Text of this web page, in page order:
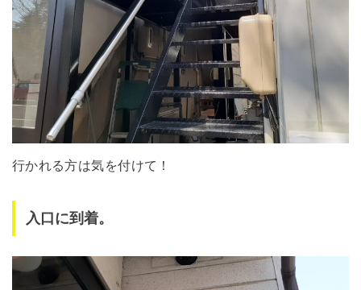
行かれる方は気を付けて！
入口に到着。